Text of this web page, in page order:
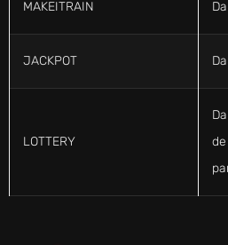
MAKEITRAIN
JACKPOT
LOTTERY